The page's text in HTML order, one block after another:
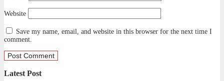
Website
Save my name, email, and website in this browser for the next time I
comment.
Latest Post